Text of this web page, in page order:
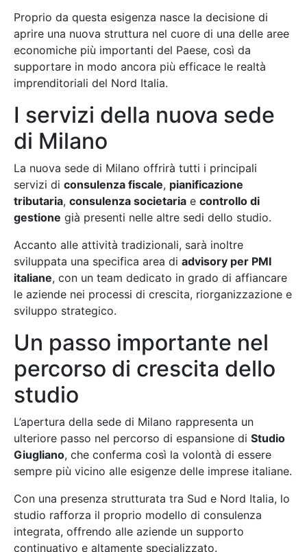
Proprio da questa esigenza nasce la decisione di
aprire una nuova struttura nel cuore di una delle aree
economiche più importanti del Paese, così da
supportare in modo ancora più efficace le realtà
imprenditoriali del Nord Italia.
I servizi della nuova sede
di Milano
La nuova sede di Milano offrirà tutti i principali
servizi di consulenza fiscale, pianificazione
tributaria, consulenza societaria e controllo di
gestione già presenti nelle altre sedi dello studio.
Accanto alle attività tradizionali, sarà inoltre
sviluppata una specifica area di advisory per PMI
italiane, con un team dedicato in grado di affiancare
le aziende nei processi di crescita, riorganizzazione e
sviluppo strategico.
Un passo importante nel
percorso di crescita dello
studio
L’apertura della sede di Milano rappresenta un
ulteriore passo nel percorso di espansione di Studio
Giugliano, che conferma così la volontà di essere
sempre più vicino alle esigenze delle imprese italiane.
Con una presenza strutturata tra Sud e Nord Italia, lo
studio rafforza il proprio modello di consulenza
integrata, offrendo alle aziende un supporto
continuativo e altamente specializzato.